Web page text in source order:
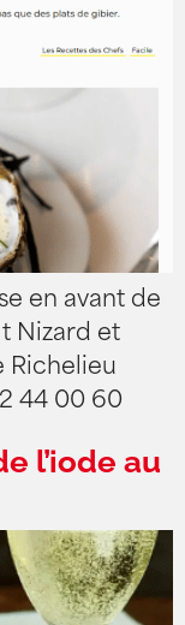
en avant de
Nizard et
Richelieu
44 00 60
l’iode au